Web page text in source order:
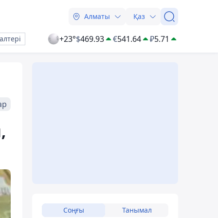
Алматы Қаз
+23°$469.93 €541.64 ₽5.71
Соңғы Танымал